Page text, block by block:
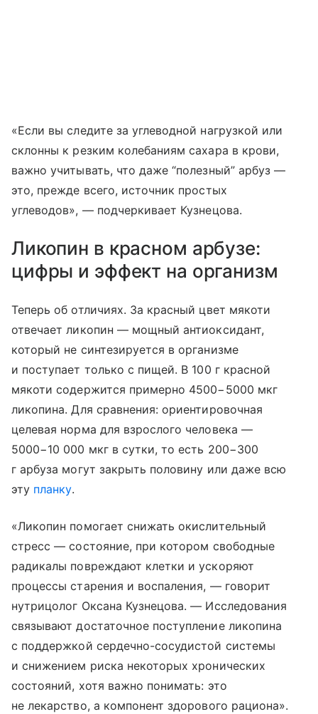
«Если вы следите за углеводной нагрузкой или
склонны к резким колебаниям сахара в крови,
важно учитывать, что даже “полезный” арбуз —
это, прежде всего, источник простых
углеводов», — подчеркивает Кузнецова.
Ликопин в красном арбузе:
цифры и эффект на организм
Теперь об отличиях. За красный цвет мякоти
отвечает ликопин — мощный антиоксидант,
который не синтезируется в организме
и поступает только с пищей. В 100 г красной
мякоти содержится примерно 4500−5000 мкг
ликопина. Для сравнения: ориентировочная
целевая норма для взрослого человека —
5000−10 000 мкг в сутки, то есть 200−300
г арбуза могут закрыть половину или даже всю
эту планку.
«Ликопин помогает снижать окислительный
стресс — состояние, при котором свободные
радикалы повреждают клетки и ускоряют
процессы старения и воспаления, — говорит
нутрицолог Оксана Кузнецова. — Исследования
связывают достаточное поступление ликопина
с поддержкой сердечно-сосудистой системы
и снижением риска некоторых хронических
состояний, хотя важно понимать: это
не лекарство, а компонент здорового рациона».